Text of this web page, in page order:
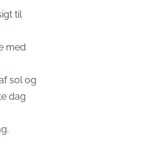
til
med
sol og
dag